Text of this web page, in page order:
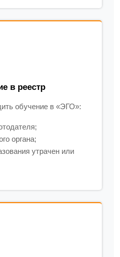
в реестр
обучение в «ЭГО»:
органа;
утрачен или